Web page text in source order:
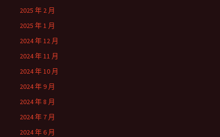
2025 年 2 月
2025 年 1 月
2024 年 12 月
2024 年 11 月
2024 年 10 月
2024 年 9 月
2024 年 8 月
2024 年 7 月
2024 年 6 月